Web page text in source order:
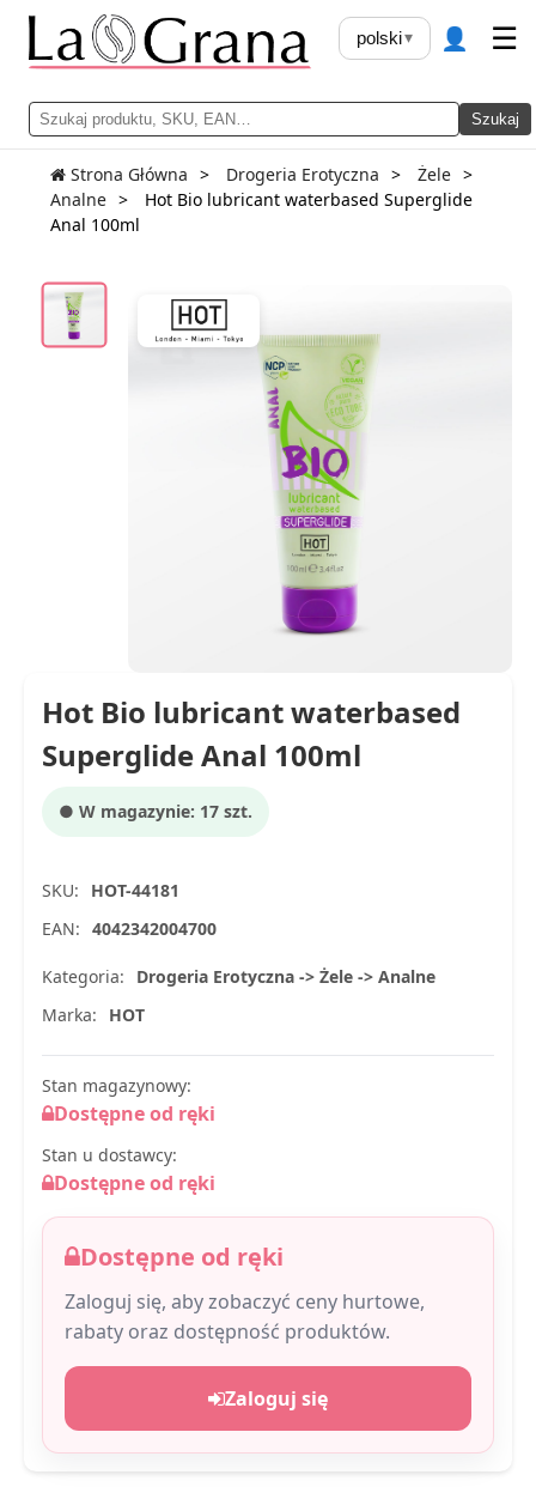
Szukaj
polski▾ 👤 ☰
Strona Główna Drogeria Erotyczna
Żele
Analne
Hot Bio lubricant waterbased Superglide
Anal 100ml
Hot Bio lubricant waterbased
Superglide Anal 100ml
● W magazynie: 17 szt.
SKU:
HOT-44181
EAN: 4042342004700
Kategoria:
Drogeria Erotyczna -> Żele -> Analne
Marka:
HOT
Stan magazynowy:
Dostępne od ręki
Stan u dostawcy:
Dostępne od ręki
Dostępne od ręki
Zaloguj się, aby zobaczyć ceny hurtowe,
rabaty oraz dostępność produktów.
Zaloguj się